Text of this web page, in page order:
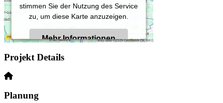
stimmen Sie der Nutzung des Service
zu, um diese Karte anzuzeigen.
Mehr Informationen
Projekt Details
Planung